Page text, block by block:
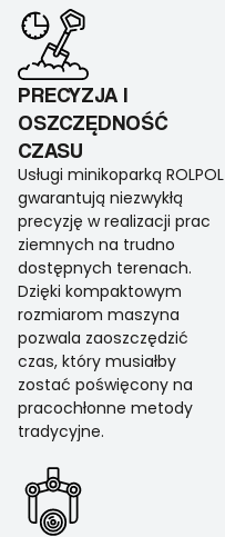
PRECYZJA I
OSZCZĘDNOŚĆ
CZASU
Usługi minikoparką ROLPOL
gwarantują niezwykłą
precyzję w realizacji prac
ziemnych na trudno
dostępnych terenach.
Dzięki kompaktowym
rozmiarom maszyna
pozwala zaoszczędzić
czas, który musiałby
zostać poświęcony na
pracochłonne metody
tradycyjne.